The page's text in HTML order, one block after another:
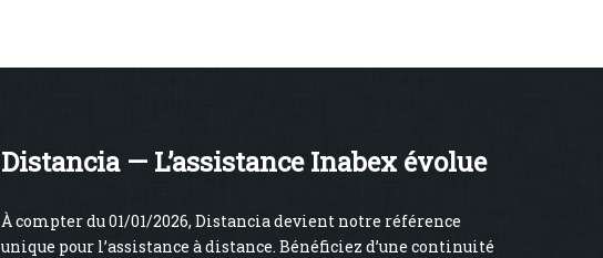
Distancia — L’assistance Inabex évolue
À compter du 01/01/2026, Distancia devient notre référence
unique pour l’assistance à distance. Bénéficiez d’une continuité